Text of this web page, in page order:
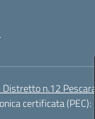
n.12 Pescara
certificata (PEC):